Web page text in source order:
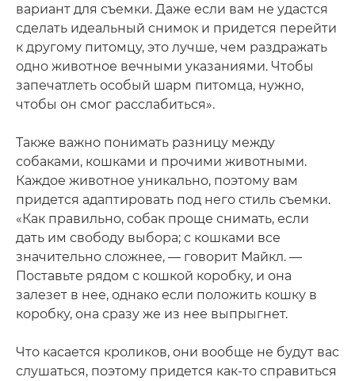
вариант для съемки. Даже если вам не удастся
сделать идеальный снимок и придется перейти
к другому питомцу, это лучше, чем раздражать
одно животное вечными указаниями. Чтобы
запечатлеть особый шарм питомца, нужно,
чтобы он смог расслабиться».
Также важно понимать разницу между
собаками, кошками и прочими животными.
Каждое животное уникально, поэтому вам
придется адаптировать под него стиль съемки.
«Как правильно, собак проще снимать, если
дать им свободу выбора; с кошками все
значительно сложнее, — говорит Майкл. —
Поставьте рядом с кошкой коробку, и она
залезет в нее, однако если положить кошку в
коробку, она сразу же из нее выпрыгнет.
Что касается кроликов, они вообще не будут вас
слушаться, поэтому придется как-то справиться